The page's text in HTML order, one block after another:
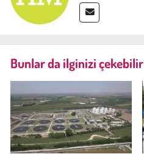
Bunlar da ilginizi çekebilir